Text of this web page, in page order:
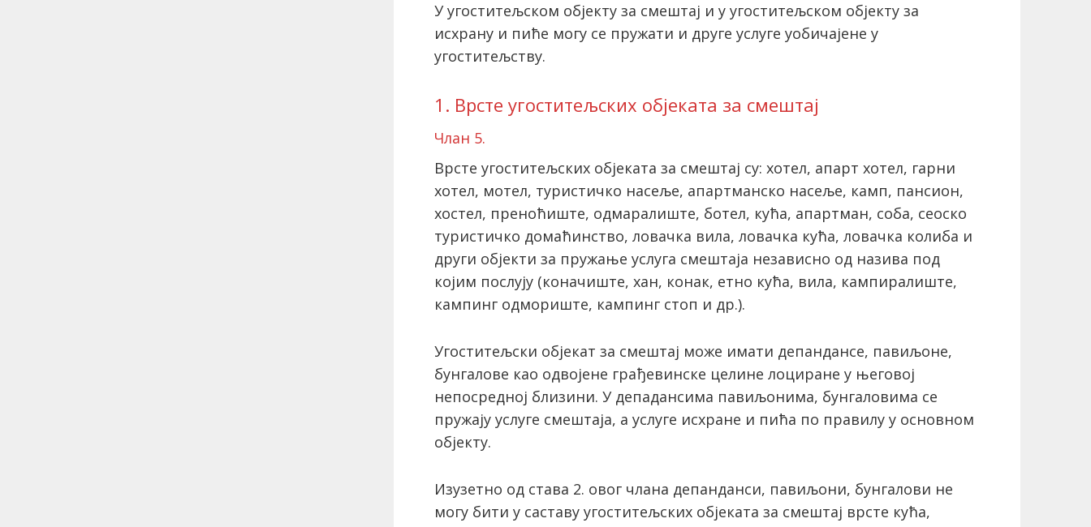
У угоститељском објекту за смештај и у угоститељском објекту за
исхрану и пиће могу се пружати и друге услуге уобичајене у
угоститељству.
1. Врсте угоститељских објеката за смештај
Члан 5.
Врсте угоститељских објеката за смештај су: хотел, апарт хотел, гарни
хотел, мотел, туристичко насеље, апартманско насеље, камп, пансион,
хостел, преноћиште, одмаралиште, ботел, кућа, апартман, соба, сеоско
туристичко домаћинство, ловачка вила, ловачка кућа, ловачка колиба и
други објекти за пружање услуга смештаја независно од назива под
којим послују (коначиште, хан, конак, етно кућа, вила, кампиралиште,
кампинг одмориште, кампинг стоп и др.).
Угоститељски објекат за смештај може имати депандансе, павиљоне,
бунгалове као одвојене грађевинске целине лоциране у његовој
непосредној близини. У депадансима павиљонима, бунгаловима се
пружају услуге смештаја, а услуге исхране и пића по правилу у основном
објекту.
Изузетно од става 2. овог члана депанданси, павиљони, бунгалови не
могу бити у саставу угоститељских објеката за смештај врсте кућа,